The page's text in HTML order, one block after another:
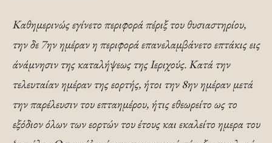
Καθημερινώς εγίνετο περιφορά πέριξ του θυσιαστηρίου,
την δε 7ην ημέραν η περιφορά επανελαμβάνετο επτάκις εις
άνάμνησιν της καταλήψεως της Ιεριχούς. Κατά την
τελευταίαν ημέραν της εορτής, ήτοι την 8ην ημέραν μετά
την παρέλευσιν του επταημέρου, ήτις εθεωρείτο ως το
εξόδιον όλων των εορτών του έτους και εκαλείτο ημερα του